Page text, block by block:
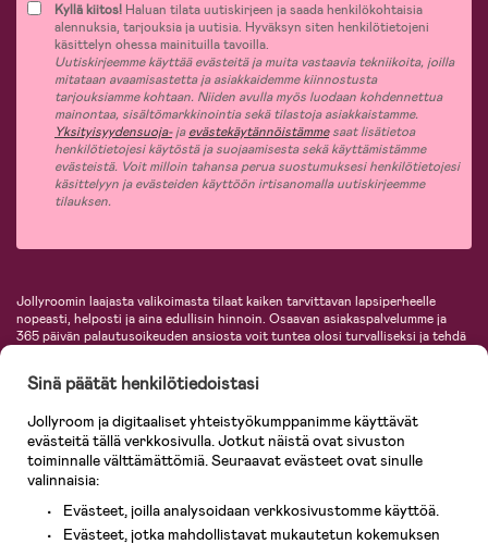
Kyllä kiitos! Haluan tilata uutiskirjeen ja saada henkilökohtaisia
alennuksia, tarjouksia ja uutisia. Hyväksyn siten henkilötietojeni
käsittelyn ohessa mainituilla tavoilla.
Uutiskirjeemme käyttää evästeitä ja muita vastaavia tekniikoita, joilla
mitataan avaamisastetta ja asiakkaidemme kiinnostusta
tarjouksiamme kohtaan. Niiden avulla myös luodaan kohdennettua
mainontaa, sisältömarkkinointia sekä tilastoja asiakkaistamme.
Yksityisyydensuoja-jaevästekäytännöistämmesaat lisätietoa
henkilötietojesi käytöstä ja suojaamisesta sekä käyttämistämme
evästeistä. Voit milloin tahansa perua suostumuksesi henkilötietojesi
käsittelyyn ja evästeiden käyttöön irtisanomalla uutiskirjeemme
tilauksen.
Jollyroomin laajasta valikoimasta tilaat kaiken tarvittavan lapsiperheelle
nopeasti, helposti ja aina edullisin hinnoin. Osaavan asiakaspalvelumme ja
365 päivän palautusoikeuden ansiosta voit tuntea olosi turvalliseksi ja tehdä
vaatteet vauvoille ja lapsille, inspiroivia sisustustuotteita lastenhuoneeseen,
lastentarvikkeita sekä paljon muuta. Meiltä löydät lukuisia tunnettuja
KidKraft, Ergobaby, Philips Avent, Neonate, Cybex, LEGO ja monia muita!
Tervetuloa shoppailemaan Pohjoismaiden suurimpaan lastentarvikkeiden
verkkokauppaan!
Sinä päätät henkilötiedoistasi
Jollyroom ja digitaaliset yhteistyökumppanimme käyttävät
evästeitä tällä verkkosivulla. Jotkut näistä ovat sivuston
toiminnalle välttämättömiä. Seuraavat evästeet ovat sinulle
valinnaisia:
Evästeet, joilla analysoidaan verkkosivustomme käyttöä.
Evästeet, jotka mahdollistavat mukautetun kokemuksen